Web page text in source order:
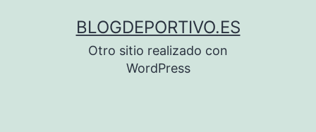
BLOGDEPORTIVO.ES
Otro sitio realizado con
WordPress